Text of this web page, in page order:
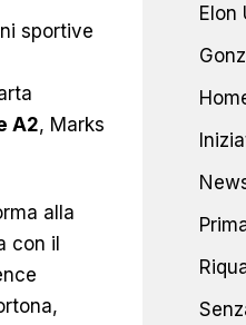
sportive
A2, Marks
alla
con il
Elon